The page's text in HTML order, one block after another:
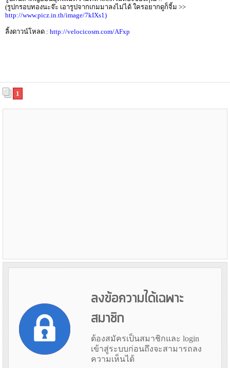
(รูปกรอบทองนะจ๊ะ เอารูปจากเกมมาลงไม่ได้ ใครอยากดูก็จิ้ม >>
http://www.picz.in.th/image/7kIXs1)
ลิ้งดาวน์โหลด : http://velocicosm.com/AFxp
1
ลงข้อความได้เฉพาะ
สมาชิก
ต้องสมัครเป็นสมาชิกและ login
เข้าสู่ระบบก่อนถึงจะสามารถลง
ความเห็นได้